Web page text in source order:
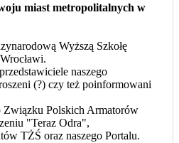
miast metropolitalnych w
Wyższą Szkołę
naszego
(?) czy też poinformowani
Związku Polskich Armatorów
"Teraz Odra",
TŻŚ oraz naszego Portalu.